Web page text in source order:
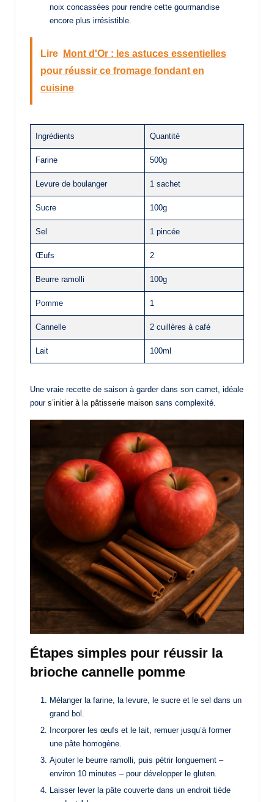
noix concassées pour rendre cette gourmandise
encore plus irrésistible.
Lire
Mont d'Or : les astuces essentielles
pour réussir ce fromage fondant en
cuisine
Ingrédients Quantité
Farine 500g
Levure de boulanger 1 sachet
Sucre 100g
Sel 1 pincée
Œufs 2
Beurre ramolli 100g
Pomme 1
Cannelle 2 cuillères à café
Lait 100ml
Une vraie recette de saison à garder dans son carnet, idéale
pour s’initier à la pâtisserie maison sans complexité.
Étapes simples pour réussir la
brioche cannelle pomme
Mélanger la farine, la levure, le sucre et le sel dans un
grand bol.
Incorporer les œufs et le lait, remuer jusqu’à former
une pâte homogène.
Ajouter le beurre ramolli, puis pétrir longuement –
environ 10 minutes – pour développer le gluten.
Laisser lever la pâte couverte dans un endroit tiède